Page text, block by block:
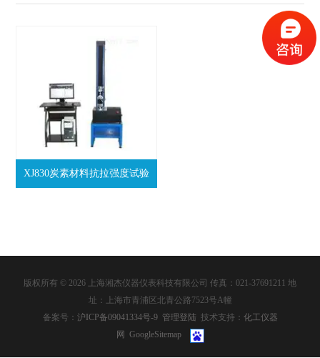
XJ830炭素材料抗拉强度试验
版权所有 © 2026 上海湘杰仪器仪表科技有限公司 传真：021-37691211 地
址：上海市青浦区北青公路7523号A幢
备案号： 沪ICP备09041334号-9 管理登陆 技术支持： 化工仪器
网 GoogleSitemap